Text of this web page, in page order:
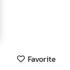
Favorite